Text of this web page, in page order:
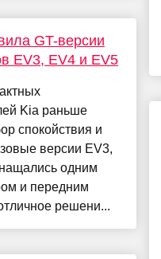
GT-версии
EV3, EV4 и EV5
Kia раньше
спокойствия и
версии EV3,
одним
и передним
решени...